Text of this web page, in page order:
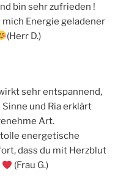
bin sehr zufrieden !
Energie geladener
(Herr D.)
sehr entspannend,
und Ria erklärt
Art.
tolle energetische
dass du mit Herzblut
(Frau G.)